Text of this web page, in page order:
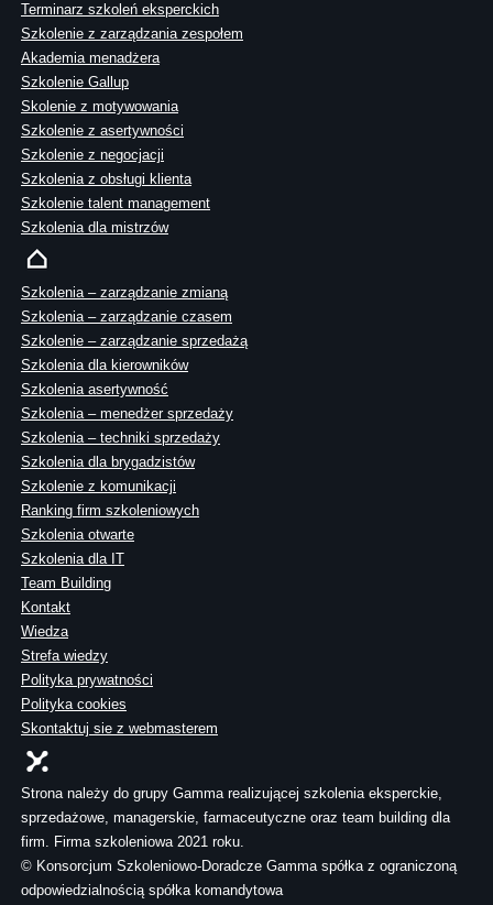
Terminarz szkoleń eksperckich
Szkolenie z zarządzania zespołem
Akademia menadżera
Szkolenie Gallup
Skolenie z motywowania
Szkolenie z asertywności
Szkolenie z negocjacji
Szkolenia z obsługi klienta
Szkolenie talent management
Szkolenia dla mistrzów
Szkolenia – zarządzanie zmianą
Szkolenia – zarządzanie czasem
Szkolenie – zarządzanie sprzedażą
Szkolenia dla kierowników
Szkolenia asertywność
Szkolenia – menedżer sprzedaży
Szkolenia – techniki sprzedaży
Szkolenia dla brygadzistów
Szkolenie z komunikacji
Ranking firm szkoleniowych
Szkolenia otwarte
Szkolenia dla IT
Team Building
Kontakt
Wiedza
Strefa wiedzy
Polityka prywatności
Polityka cookies
Skontaktuj sie z webmasterem
Strona należy do grupy Gamma realizującej szkolenia eksperckie,
sprzedażowe, managerskie, farmaceutyczne oraz team building dla
firm. Firma szkoleniowa 2021 roku.
© Konsorcjum Szkoleniowo-Doradcze Gamma spółka z ograniczoną
odpowiedzialnością spółka komandytowa